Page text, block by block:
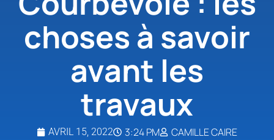
choses à savoir
avant les
travaux
AVRIL 15, 2022 3:24 PM CAMILLE CAIRE